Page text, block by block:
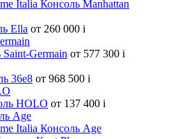
Italia Консоль Manhattan
Ella от 260 000 i
Germain от 577 300 i
36e8 от 968 500 i
HOLO от 137 400 i
Italia Консоль Age